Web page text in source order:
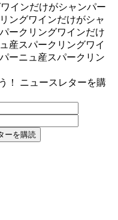
インだけがシャンパー
ングワインだけがシャ
ークリングワインだけ
産スパークリングワイ
ーニュ産スパークリン
！ ニュースレターを購
ーを購読